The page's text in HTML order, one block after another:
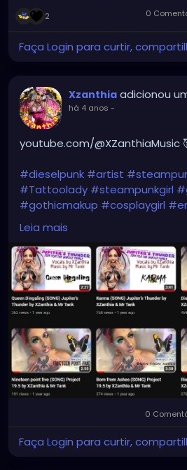
2 0
Faça Login para curtir,
Xzanthia adicionou
há 4 anos -
youtube.com/@XZanthiaMusic
#dieselpunk #artist
#Tattoolady #steampunkgirl
#gothicmakup #cosplaygirl
#metal
Leia mais
0
Faça Login para curtir,